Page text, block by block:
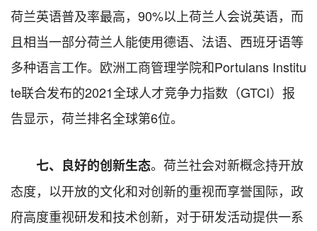
荷兰英语普及率最高，90%以上荷兰人会说英语，而
且相当一部分荷兰人能使用德语、法语、西班牙语等
多种语言工作。欧洲工商管理学院和Portulans Institu
te联合发布的2021全球人才竞争力指数（GTCI）报
告显示，荷兰排名全球第6位。
七、良好的创新生态。荷兰社会对新概念持开放
态度，以开放的文化和对创新的重视而享誉国际，政
府高度重视研发和技术创新，对于研发活动提供一系